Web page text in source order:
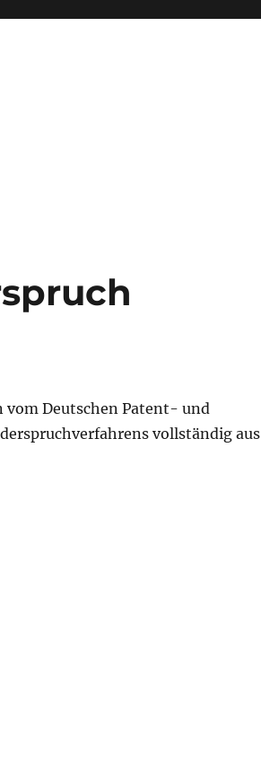
vom Deutschen Patent- und
vollständig aus